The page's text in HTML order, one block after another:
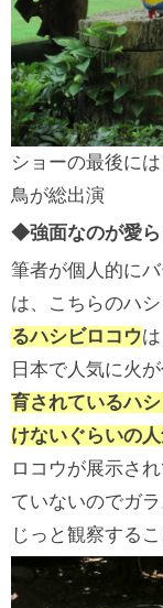
ショーの最後に
鳥が総出演
◆強面なのが愛ら
筆者が個人的に
は、こちらのハシ
るハシビロコウ
日本で人気に火
育されているハ
けないぐらいの
ロコウが展示さ
ていないのでガ
じっと観察するこ